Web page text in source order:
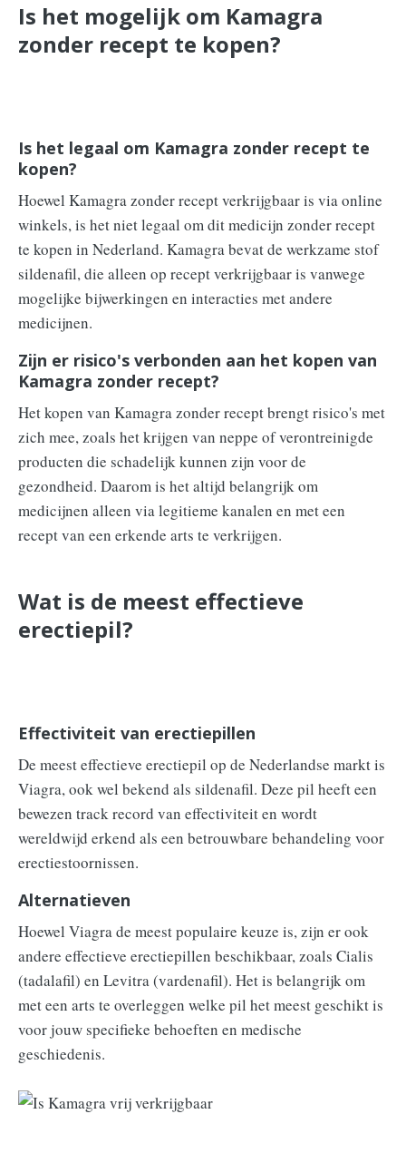
Is het mogelijk om Kamagra
zonder recept te kopen?
Is het legaal om Kamagra zonder recept te
kopen?
Hoewel Kamagra zonder recept verkrijgbaar is via online
winkels, is het niet legaal om dit medicijn zonder recept
te kopen in Nederland. Kamagra bevat de werkzame stof
sildenafil, die alleen op recept verkrijgbaar is vanwege
mogelijke bijwerkingen en interacties met andere
medicijnen.
Zijn er risico's verbonden aan het kopen van
Kamagra zonder recept?
Het kopen van Kamagra zonder recept brengt risico's met
zich mee, zoals het krijgen van neppe of verontreinigde
producten die schadelijk kunnen zijn voor de
gezondheid. Daarom is het altijd belangrijk om
medicijnen alleen via legitieme kanalen en met een
recept van een erkende arts te verkrijgen.
Wat is de meest effectieve
erectiepil?
Effectiviteit van erectiepillen
De meest effectieve erectiepil op de Nederlandse markt is
Viagra, ook wel bekend als sildenafil. Deze pil heeft een
bewezen track record van effectiviteit en wordt
wereldwijd erkend als een betrouwbare behandeling voor
erectiestoornissen.
Alternatieven
Hoewel Viagra de meest populaire keuze is, zijn er ook
andere effectieve erectiepillen beschikbaar, zoals Cialis
(tadalafil) en Levitra (vardenafil). Het is belangrijk om
met een arts te overleggen welke pil het meest geschikt is
voor jouw specifieke behoeften en medische
geschiedenis.